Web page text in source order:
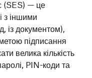
(SES) — це
з іншими
із документом),
підписання
велика кількість
PIN-коди та